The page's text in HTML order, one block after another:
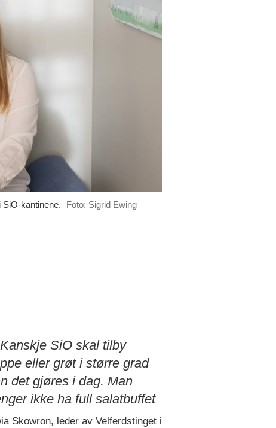
kantinene. Foto: Sigrid Ewing
Kanskje SiO skal tilby
eller grøt i større grad
det gjøres i dag. Man
ikke ha full salatbuffet
Skowron, leder av Velferdstinget i